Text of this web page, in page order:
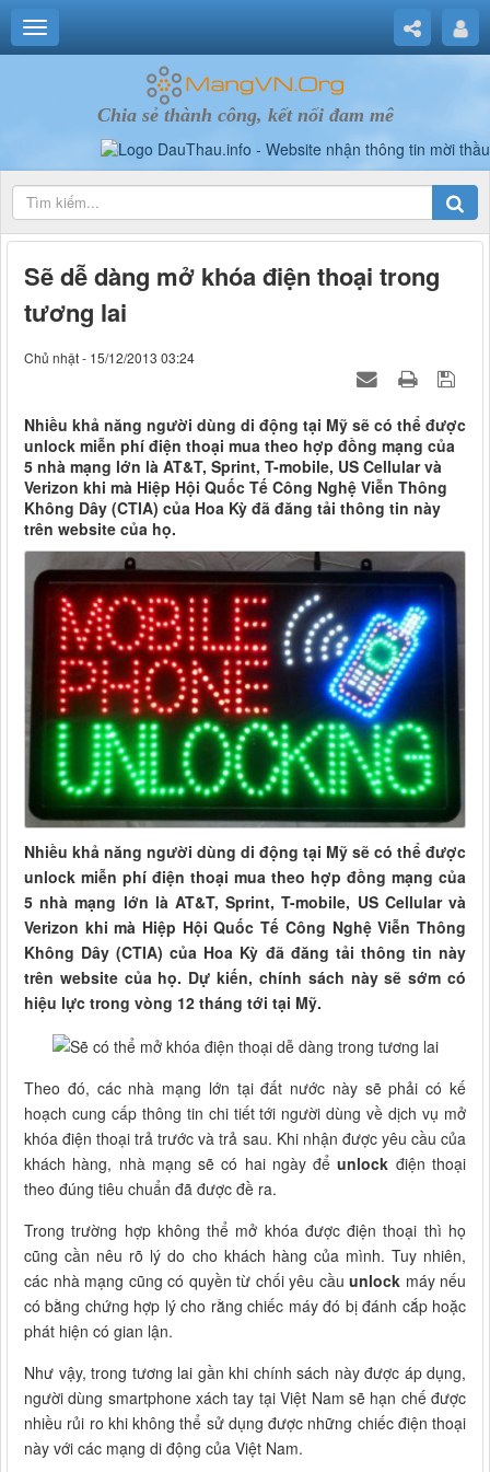
Chia sẻ thành công, kết nối đam mê
Sẽ dễ dàng mở khóa điện thoại trong
tương lai
Chủ nhật - 15/12/2013 03:24
Nhiều khả năng người dùng di động tại Mỹ sẽ có thể được
unlock miễn phí điện thoại mua theo hợp đồng mạng của
5 nhà mạng lớn là AT&T, Sprint, T-mobile, US Cellular và
Verizon khi mà Hiệp Hội Quốc Tế Công Nghệ Viễn Thông
Không Dây (CTIA) của Hoa Kỳ đã đăng tải thông tin này
trên website của họ.
Nhiều khả năng người dùng di động tại Mỹ sẽ có thể được
unlock miễn phí điện thoại mua theo hợp đồng mạng của
5 nhà mạng lớn là AT&T, Sprint, T-mobile, US Cellular và
Verizon khi mà Hiệp Hội Quốc Tế Công Nghệ Viễn Thông
Không Dây (CTIA) của Hoa Kỳ đã đăng tải thông tin này
trên website của họ. Dự kiến, chính sách này sẽ sớm có
hiệu lực trong vòng 12 tháng tới tại Mỹ.
Theo đó, các nhà mạng lớn tại đất nước này sẽ phải có kế
hoạch cung cấp thông tin chi tiết tới người dùng về dịch vụ mở
khóa điện thoại trả trước và trả sau. Khi nhận được yêu cầu của
khách hàng, nhà mạng sẽ có hai ngày đểunlock điện thoại
theo đúng tiêu chuẩn đã được đề ra.
Trong trường hợp không thể mở khóa được điện thoại thì họ
cũng cần nêu rõ lý do cho khách hàng của mình. Tuy nhiên,
các nhà mạng cũng có quyền từ chối yêu cầu unlock máy nếu
có bằng chứng hợp lý cho rằng chiếc máy đó bị đánh cắp hoặc
phát hiện có gian lận.
Như vậy, trong tương lai gần khi chính sách này được áp dụng,
người dùng smartphone xách tay tại Việt Nam sẽ hạn chế được
nhiều rủi ro khi không thể sử dụng được những chiếc điện thoại
này với các mạng di động của Việt Nam.